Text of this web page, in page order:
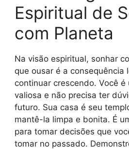
Espiritual de
com Planeta
Na visão espiritual, sonhar
que ousar é a consequência
continuar crescendo. Você
valiosa e não precisa ter
futuro. Sua casa é seu
mantê-la limpa e bonita. É
para tomar decisões que
tomar no passado.